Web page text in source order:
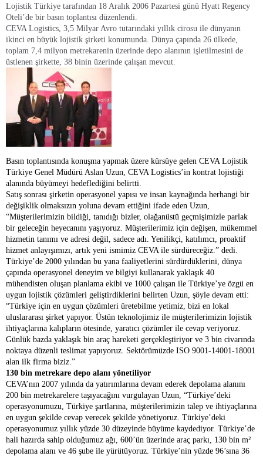
Lojistik Türkiye tarafından 18 Aralık 2006 Pazartesi günü Hyatt Regency
Oteli’de bir basın toplantısı düzenlendi.
CEVA Logistics, 3,5 Milyar Avro tutarındaki yıllık cirosu ile dünyanın
ikinci en büyük lojistik şirketi konumunda. Dünya çapında 26 ülkede,
toplam 7,4 milyon metrekarenin üzerinde depo alanının işletilmesini de
üstlenen şirkette, 38 binin üzerinde çalışan mevcut.
Basın toplantısında konuşma yapmak üzere kürsüye gelen CEVA Lojistik
Türkiye Genel Müdürü Aslan Uzun, CEVA Logistics’in kontrat lojistiği
alanında büyümeyi hedeflediğini belirtti.
Satış sonrası şirketin operasyonel yapısı ve insan kaynağında herhangi bir
değişiklik olmaksızın yoluna devam ettiğini ifade eden Uzun,
“Müşterilerimizin bildiği, tanıdığı bizler, olağanüstü geçmişimizle parlak
bir geleceğin heyecanını yaşıyoruz. Müşterilerimiz için değişen, mükemmel
hizmetin tanımı ve adresi değil, sadece adı. Yenilikçi, katılımcı, proaktif
hizmet anlayışımızı, artık yeni ismimiz CEVA ile sürdüreceğiz.” dedi.
Türkiye’de 2000 yılından bu yana faaliyetlerini sürdürdüklerini, dünya
çapında operasyonel deneyim ve bilgiyi kullanarak yaklaşık 40
mühendisten oluşan planlama ekibi ve 1000 çalışan ile Türkiye’ye özgü en
uygun lojistik çözümleri geliştirdiklerini belirten Uzun, şöyle devam etti:
“Türkiye için en uygun çözümleri üretebilme yetimiz, bizi en lokal
uluslararası şirket yapıyor. Üstün teknolojimiz ile müşterilerimizin lojistik
ihtiyaçlarına kalıpların ötesinde, yaratıcı çözümler ile cevap veriyoruz.
Günlük bazda yaklaşık bin araç hareketi gerçekleştiriyor ve 3 bin civarında
noktaya düzenli teslimat yapıyoruz. Sektörümüzde ISO 9001-14001-18001
alan ilk firma biziz.”
130 bin metrekare depo alanı yönetiliyor
CEVA’nın 2007 yılında da yatırımlarına devam ederek depolama alanını
200 bin metrekarelere taşıyacağını vurgulayan Uzun, “Türkiye’deki
operasyonumuzu, Türkiye şartlarına, müşterilerimizin talep ve ihtiyaçlarına
en uygun şekilde cevap verecek şekilde yönetiyoruz. Türkiye’deki
operasyonumuz yıllık yüzde 30 düzeyinde büyüme kaydediyor. Türkiye’de
hali hazırda sahip olduğumuz ağı, 600’ün üzerinde araç parkı, 130 bin m²
depolama alanı ve 46 şube ile yürütüyoruz. Türkiye’nin yüzde 96’sına 36